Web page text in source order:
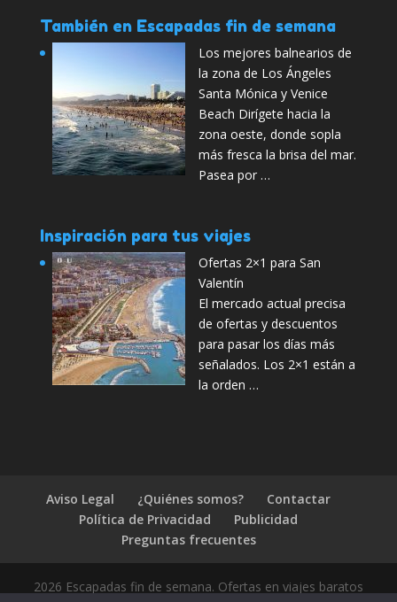
También en Escapadas fin de semana
Los mejores balnearios de
la zona de Los Ángeles
Santa Mónica y Venice
Beach Dirígete hacia la
zona oeste, donde sopla
más fresca la brisa del mar.
Pasea por …
Inspiración para tus viajes
Ofertas 2×1 para San
Valentín
El mercado actual precisa
de ofertas y descuentos
para pasar los días más
señalados. Los 2×1 están a
la orden …
Aviso Legal ¿Quiénes somos?
Contactar
Política de Privacidad
Publicidad
Preguntas frecuentes
2026 Escapadas fin de semana. Ofertas en viajes baratos